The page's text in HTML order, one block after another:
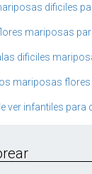
dificiles
mariposas
dificiles
mariposas
ver infantiles para